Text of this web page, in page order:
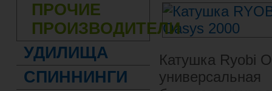
ПРОЧИЕ
ПРОИЗВОДИТЕЛИ
УДИЛИЩА
СПИННИНГИ
Катушка Ryobi
универсальная